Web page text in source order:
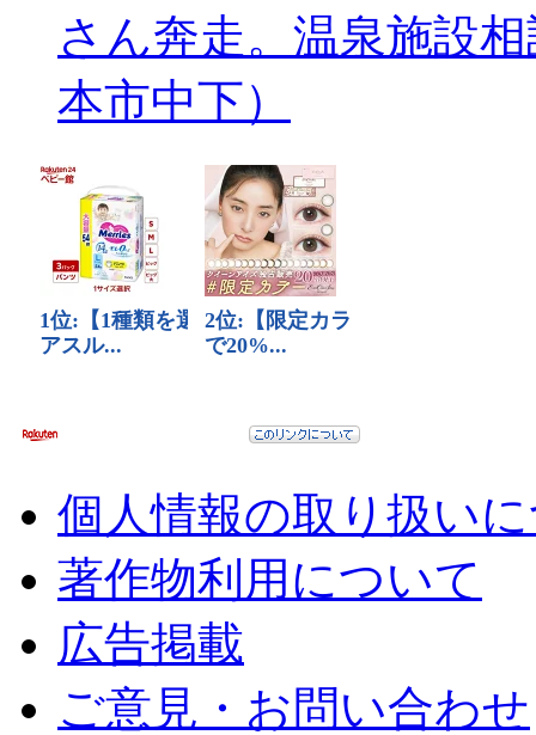
さん奔走。温泉施設
本市中下）
個人情報の取り扱い
著作物利用について
広告掲載
ご意見・お問い合わせ